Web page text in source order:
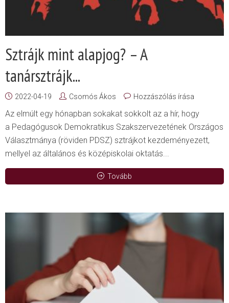
Sztrájk mint alapjog? – A
tanársztrájk...
2022-04-19 Csomós Ákos Hozzászólás írása
Az elmúlt egy hónapban sokakat sokkolt az a hír, hogy
a Pedagógusok Demokratikus Szakszervezetének Országos
Választmánya (röviden PDSZ) sztrájkot kezdeményezett,
mellyel az általános és középiskolai oktatás...
Tovább